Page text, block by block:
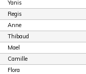
Yanis
Regis
Anne
Thibaud
Mael
Camille
Flora